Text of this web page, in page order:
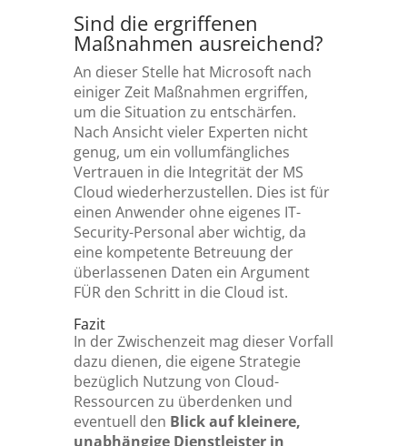
Sind die ergriffenen
Maßnahmen ausreichend?
An dieser Stelle hat Microsoft nach
einiger Zeit Maßnahmen ergriffen,
um die Situation zu entschärfen.
Nach Ansicht vieler Experten nicht
genug, um ein vollumfängliches
Vertrauen in die Integrität der MS
Cloud wiederherzustellen. Dies ist für
einen Anwender ohne eigenes IT-
Security-Personal aber wichtig, da
eine kompetente Betreuung der
überlassenen Daten ein Argument
FÜR den Schritt in die Cloud ist.
Fazit
In der Zwischenzeit mag dieser Vorfall
dazu dienen, die eigene Strategie
bezüglich Nutzung von Cloud-
Ressourcen zu überdenken und
eventuell den Blick auf kleinere,
unabhängige Dienstleister in